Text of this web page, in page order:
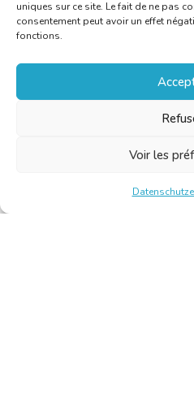
uniques sur ce site. Le fait de ne pas
consentement peut avoir un effet
fonctions.
Voir les